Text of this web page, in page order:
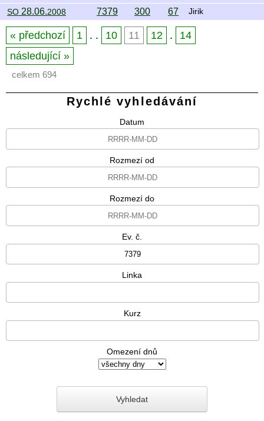
SO 28.06.2008 7379 300 67 Jirik
předchozí 1 . . 10 11 12 .
14
následující
celkem 694
Rychlé vyhledávání
Datum
Rozmezí od
Rozmezí do
Ev. č.
Linka
Kurz
Omezení dnů